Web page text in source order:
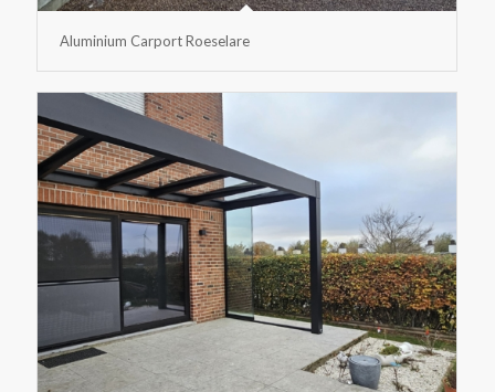
Aluminium Carport Roeselare